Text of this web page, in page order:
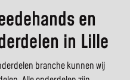
en
in Lille
branche kunnen wij